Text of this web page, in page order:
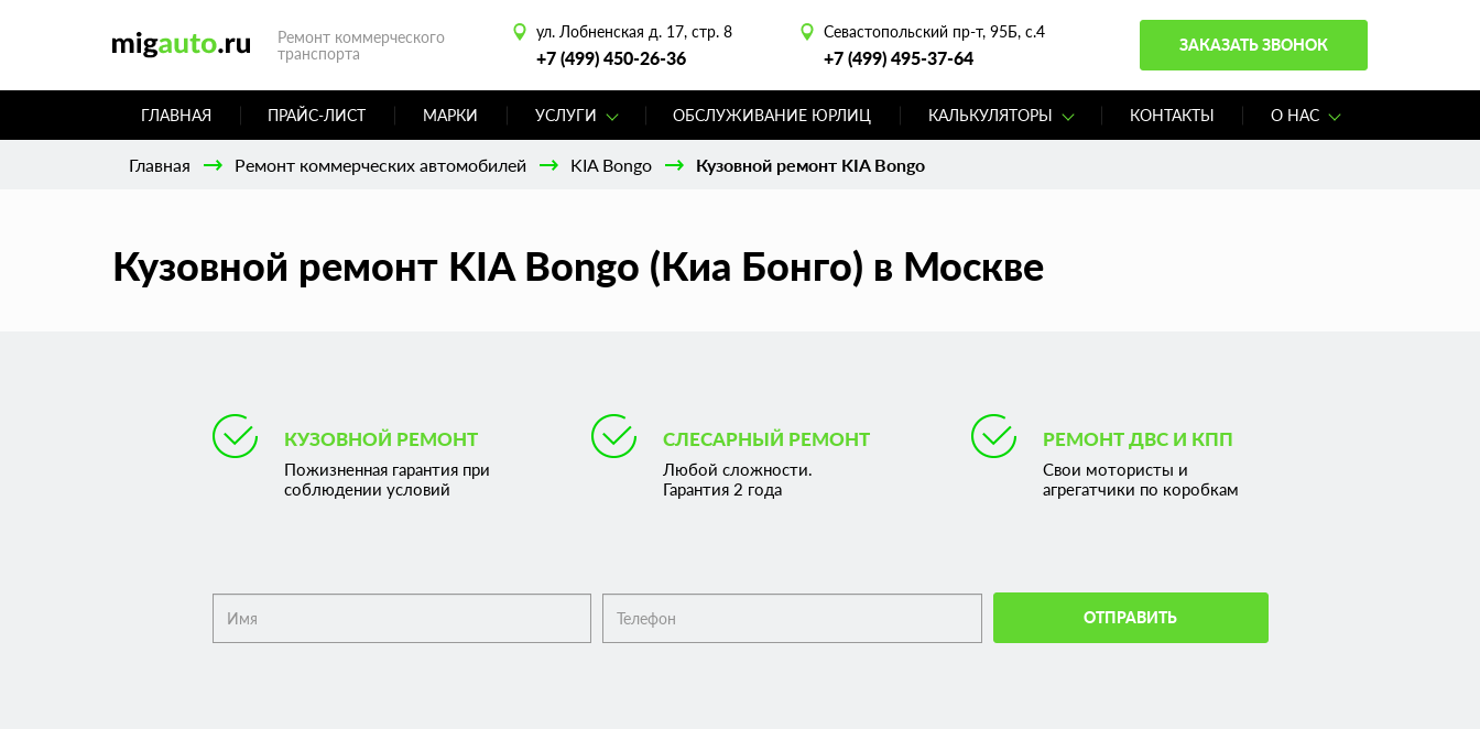
Ремонт коммерческого
транспорта
ул. Лобненская д. 17, стр. 8
+7 (499) 450-26-36
Севастопольский пр-т, 95Б, с.4
+7 (499) 495-37-64
ЗАКАЗАТЬ ЗВОНОК
ГЛАВНАЯ ПРАЙС-ЛИСТ МАРКИ УСЛУГИ ОБСЛУЖИВАНИЕ ЮРЛИЦ КАЛЬКУЛЯТОРЫ КОНТАКТЫ О НАС
Главная Ремонт коммерческих автомобилей KIA Bongo Кузовной ремонт KIA Bongo
Кузовной ремонт KIA Bongo (Киа Бонго) в Москве
КУЗОВНОЙ РЕМОНТ
Пожизненная гарантия при
соблюдении условий
СЛЕСАРНЫЙ РЕМОНТ
Любой сложности.
Гарантия 2 года
РЕМОНТ ДВС И КПП
Свои мотористы и
агрегатчики по коробкам
ОТПРАВИТЬ